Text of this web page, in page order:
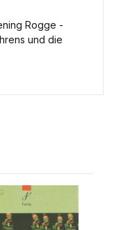
Rogge -
und die